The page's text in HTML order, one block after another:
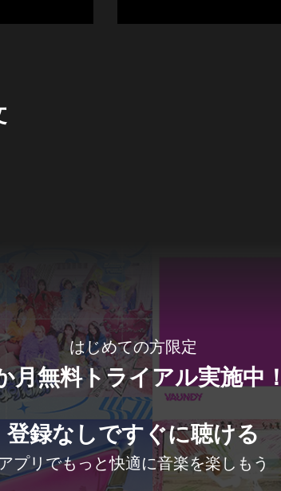
はじめての方限定
月無料トライアル実施中！
登録なしですぐに聴ける
アプリでもっと快適に音楽を楽しもう